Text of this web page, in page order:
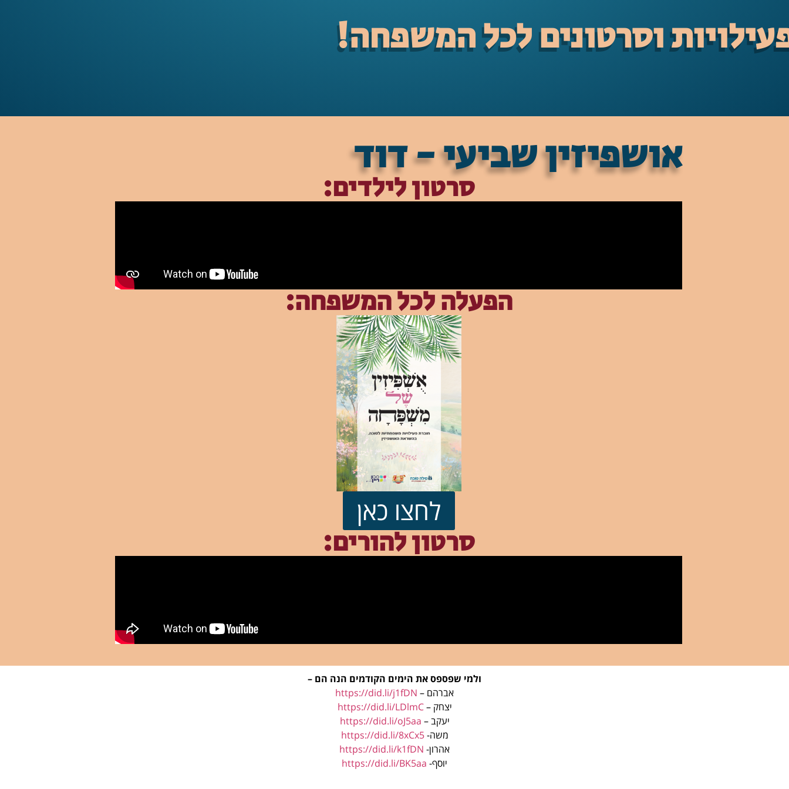
וסרטונים לכל המשפחה!
אושפיזין שביעי - דוד
סרטון לילדים:
הפעלה לכל המשפחה:
לחצו כאן
סרטון להורים:
ולמי שפספס את הימים הקודמים הנה הם –
אברהם – https://did.li/j1fDN
יצחק –https://did.li/LDlmC
יעקב – https://did.li/oJ5aa
משה-https://did.li/8xCx5
אהרון- https://did.li/k1fDN
יוסף- https://did.li/BK5aa